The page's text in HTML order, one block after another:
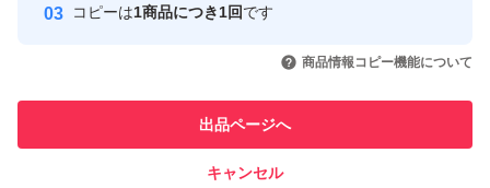
引を完了させた実績があります
での取引実績があります
コピーは1商品につき1回です
商品情報コピー機能について
出品ページへ
キャンセル